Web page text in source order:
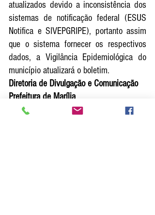
atualizados devido a inconsistência dos
sistemas de notificação federal (ESUS
Notifica e SIVEPGRIPE), portanto assim
que o sistema fornecer os respectivos
dados, a Vigilância Epidemiológica do
município atualizará o boletim.
Diretoria de Divulgação e Comunicação
Prefeitura de Marília